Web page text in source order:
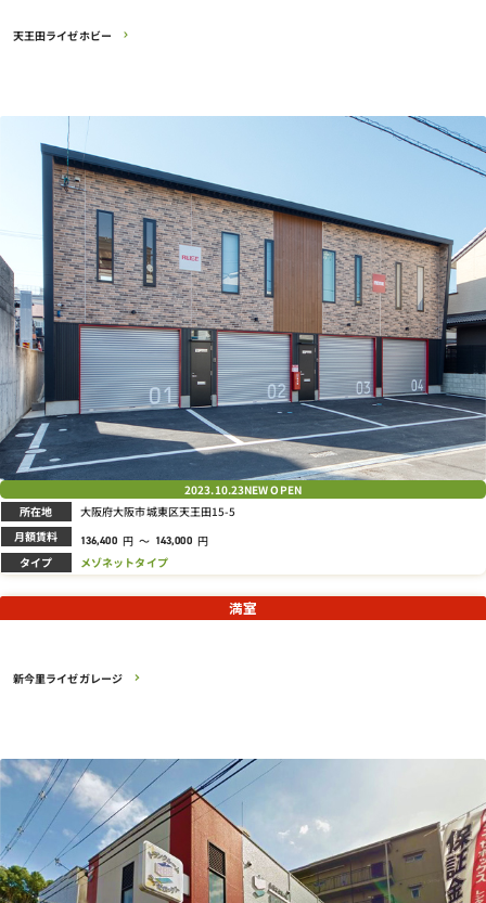
天王田ライゼホビー
2023.10.23NEW OPEN
所在地 大阪府大阪市城東区天王田15-5
月額賃料 136,400 円 ～ 143,000 円
タイプ メゾネットタイプ
新今里ライゼガレージ
満室